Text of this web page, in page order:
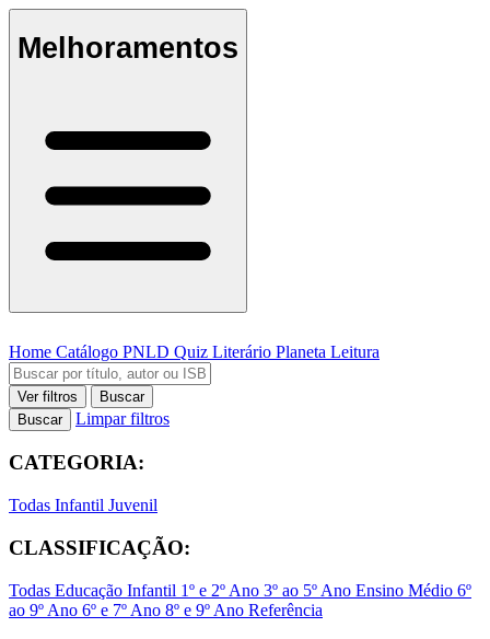
Melhoramentos
Home Catálogo PNLD Quiz Literário Planeta Leitura
Ver filtros
Buscar
Buscar
Limpar filtros
CATEGORIA:
Todas Infantil Juvenil
CLASSIFICAÇÃO:
Todas Educação Infantil 1º e 2º Ano 3º ao 5º Ano Ensino Médio 6º
ao 9º Ano 6º e 7º Ano 8º e 9º Ano Referência